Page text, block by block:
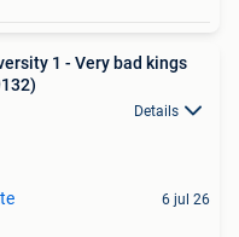
1 - Very bad kings
Details
6 jul 26